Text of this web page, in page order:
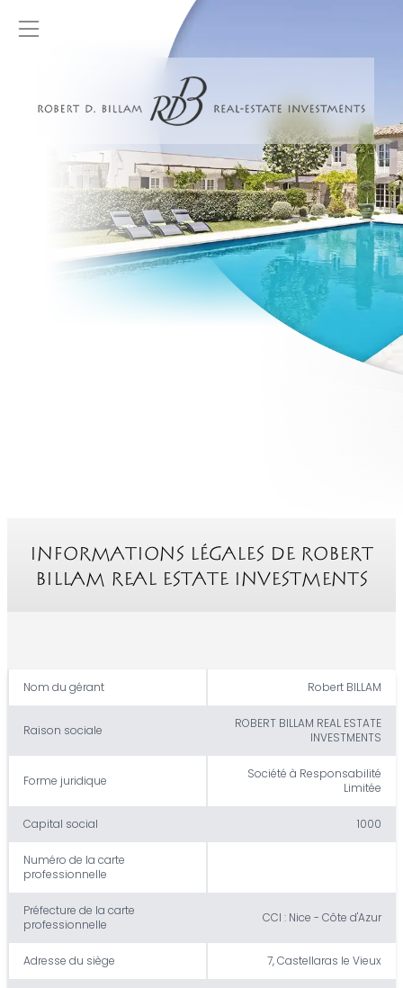
INFORMATIONS LÉGALES DE ROBERT
BILLAM REAL ESTATE INVESTMENTS
Nom du gérant Robert BILLAM
Raison sociale
ROBERT BILLAM REAL ESTATE
INVESTMENTS
Forme juridique
Société à Responsabilité
Limitée
Capital social 1000
Numéro de la carte
professionnelle
Préfecture de la carte
professionnelle
CCI : Nice - Côte d'Azur
Adresse du siège 7, Castellaras le Vieux